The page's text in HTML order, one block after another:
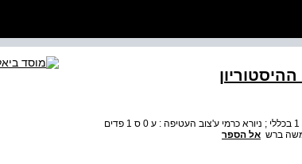
מארק בלון DiLexit veritatem מוסד ביאליק ירושלים סדרת מבואות עיצ 1 בכללי ; ניורא כרמי ע'צוב העטיפה : ע 0 ס 1 פדים
משה ברש אל הספר